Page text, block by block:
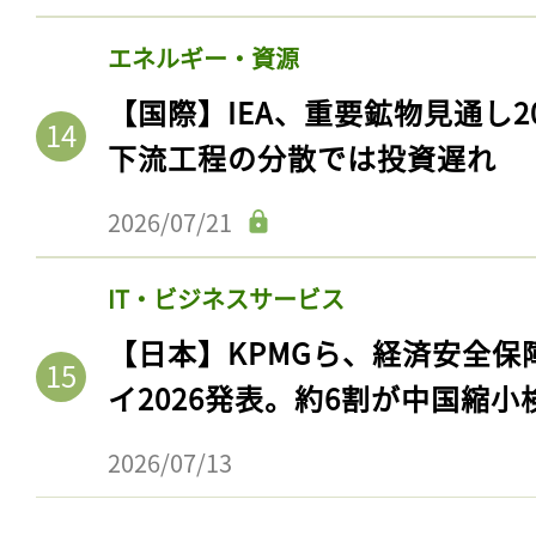
エネルギー・資源
【国際】IEA、重要鉱物見通
下流工程の分散では投資遅れ
2026/07/21
IT・ビジネスサービス
【日本】KPMGら、経済安全
イ2026発表。約6割が中国縮小
2026/07/13